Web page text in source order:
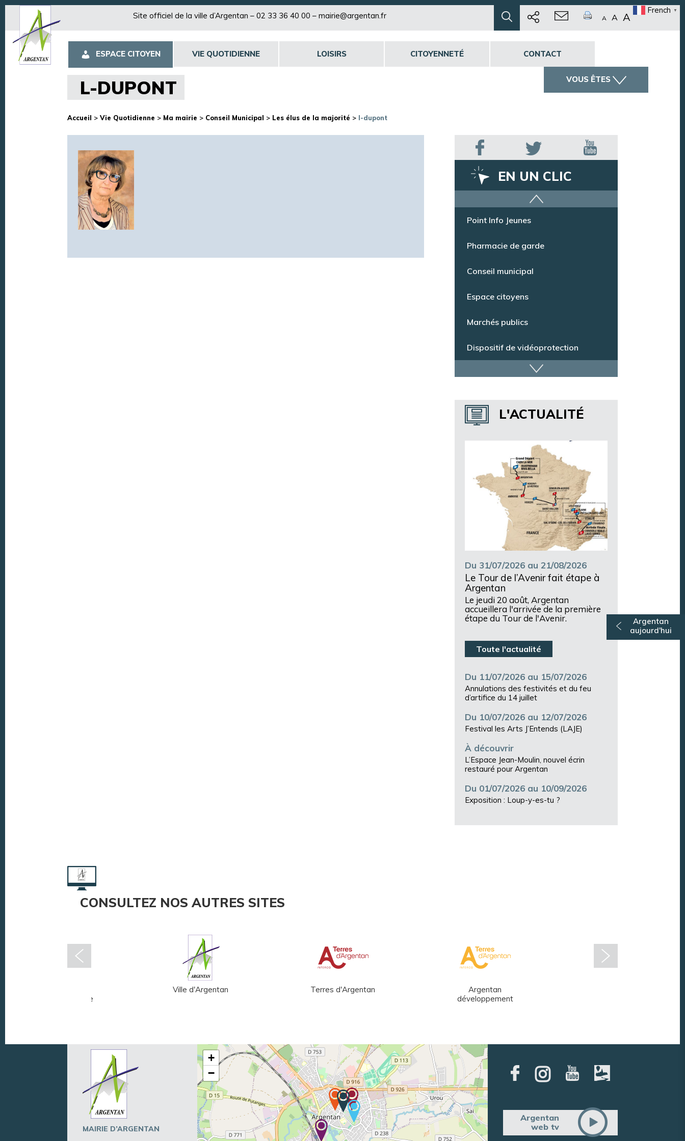
Site officiel de la ville d’Argentan – 02 33 36 40 00 – mairie@argentan.fr A A A
French ▼
ESPACE CITOYEN VIE QUOTIDIENNE LOISIRS CITOYENNETÉ CONTACT
VOUS ÊTES
Argentan
aujourd'hui
L-DUPONT
Accueil > Vie Quotidienne > Ma mairie > Conseil Municipal > Les élus de la majorité > l-dupont
EN UN CLIC
Offres d’emploi
Point Info Jeunes
Pharmacie de garde
Conseil municipal
Espace citoyens
Marchés publics
Dispositif de vidéoprotection
Annuaire des services
Annuaire des associations
Argentan Aujourd’hui
L'ACTUALITÉ
Du 31/07/2026 au 21/08/2026
Le Tour de l’Avenir fait étape à
Argentan
Le jeudi 20 août, Argentan
accueillera l'arrivée de la première
étape du Tour de l'Avenir.
Toute l'actualité
Du 11/07/2026 au 15/07/2026
Annulations des festivités et du feu
d’artifice du 14 juillet
Du 10/07/2026 au 12/07/2026
Festival les Arts J’Entends (LAJE)
À découvrir
L’Espace Jean-Moulin, nouvel écrin
restauré pour Argentan
Du 01/07/2026 au 10/09/2026
Exposition : Loup-y-es-tu ?
CONSULTEZ NOS AUTRES SITES
Léger - André Mare
Ville d'Argentan Terres d'Argentan
Argentan
développement
MAIRIE D’ARGENTAN
+
−
Argentan
web tv